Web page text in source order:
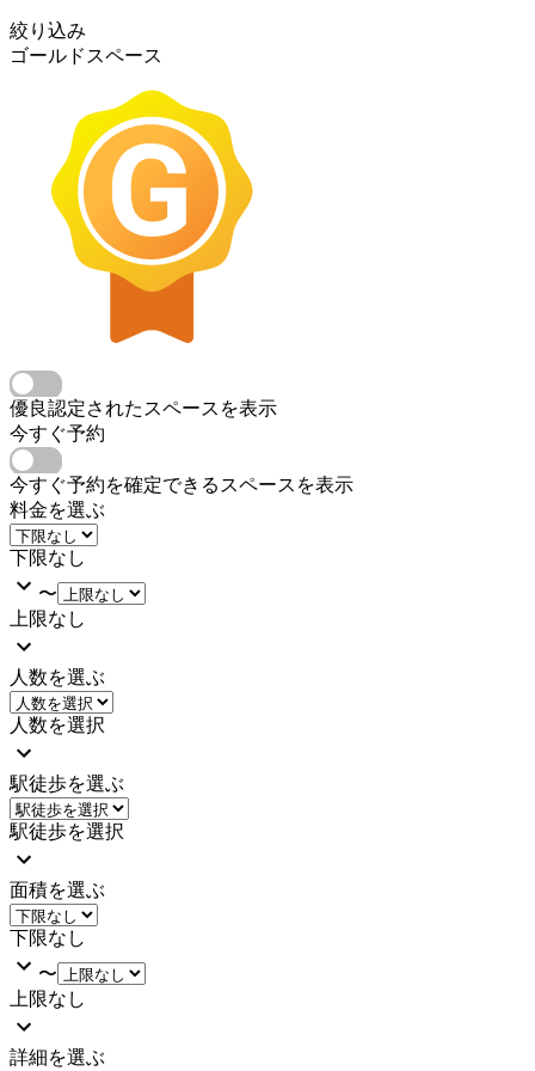
絞り込み
ゴールドスペース
優良認定されたスペースを表示
今すぐ予約
今すぐ予約を確定できるスペースを表示
料金を選ぶ
下限なし
〜
上限なし
人数を選ぶ
人数を選択
駅徒歩を選ぶ
駅徒歩を選択
面積を選ぶ
下限なし
〜
上限なし
詳細を選ぶ